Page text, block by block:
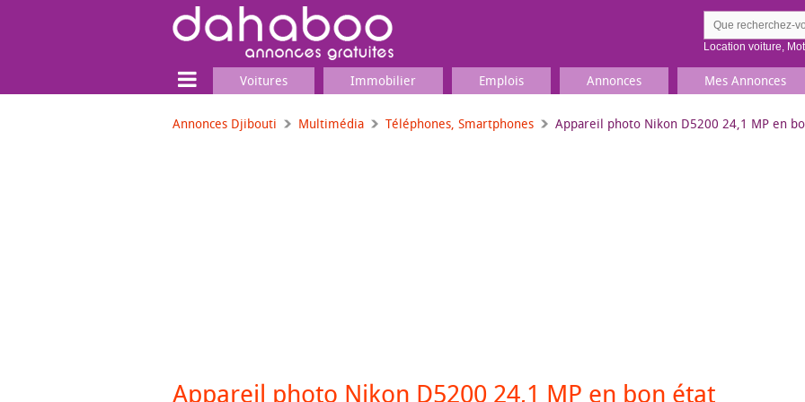
Location voiture,
Voitures Immobilier Emplois Annonces Mes Annonces
Annonces Djibouti Multimédia Téléphones, Smartphones Appareil photo Nikon D5200 24,1 MP en
Appareil photo Nikon D5200 24,1 MP en bon état